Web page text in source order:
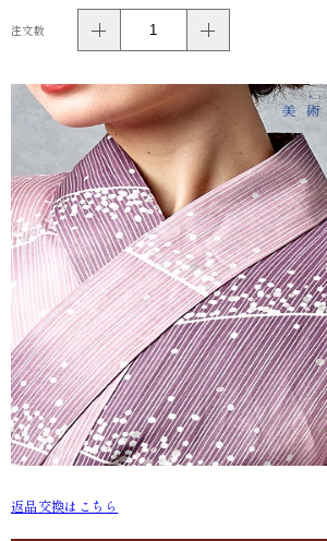
注文数
BS-83 夏雨(ピンク)
返品交換はこちら